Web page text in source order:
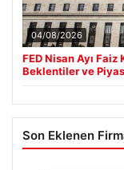
04/08/2026
FED Nisan Ayı
Beklentiler ve
Son Eklenen